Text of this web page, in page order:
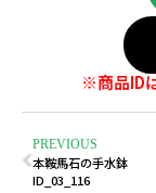
※商品ID
PREVIOUS
本鞍馬石の手水鉢
ID_03_116